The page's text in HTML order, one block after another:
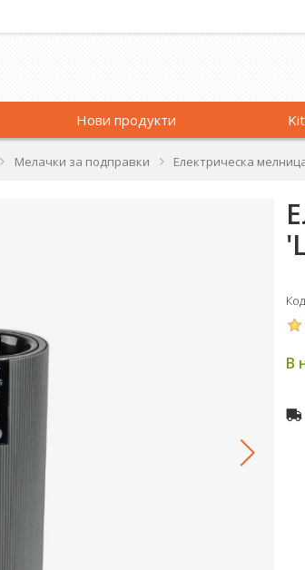
Нови продукти
Мелачки за подправки Електрическа
В